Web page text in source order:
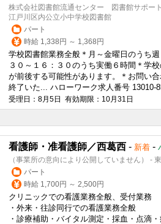
株式会社図書館流通センター 図書館サポー
江戸川区内公立小中学校図書館
パート
時給 1,338円 ～ 1,368円
学校図書館業務全般＊月～金曜日のうち
３０～１６：３０のうち実働６時間＊学
が前後する可能性があります。＊お問い
終了いた... ハローワーク求人番号 13010-
受理日：8月5日 有効期限：10月31日
看護師・准看護師／西葛西 - 新着 -
（事業所の意向により公開していません） -
パート
時給 1,700円 ～ 2,500円
クリニックでの看護業務全般、 受付業務
・外来・往診同行での看護業務全般
・診療補助・バイタル測定・採血・点滴